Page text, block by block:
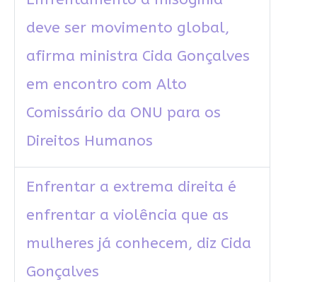
deve ser movimento global,
afirma ministra Cida Gonçalves
em encontro com Alto
Comissário da ONU para os
Direitos Humanos
Enfrentar a extrema direita é
enfrentar a violência que as
mulheres já conhecem, diz Cida
Gonçalves